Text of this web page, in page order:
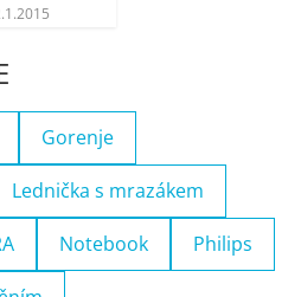
Gorenje
Lednička s mrazákem
Notebook Philips